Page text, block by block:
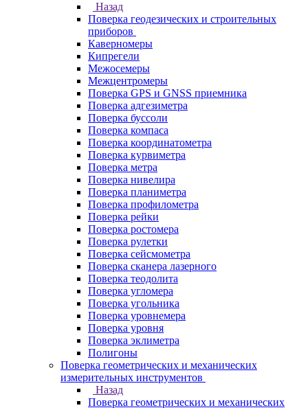
Назад
Поверка геодезических и строительных
приборов
Каверномеры
Кипрегели
Межосемеры
Межцентромеры
Поверка GPS и GNSS приемника
Поверка адгезиметра
Поверка буссоли
Поверка компаса
Поверка координатометра
Поверка курвиметра
Поверка метра
Поверка нивелира
Поверка планиметра
Поверка профилометра
Поверка рейки
Поверка ростомера
Поверка рулетки
Поверка сейсмометра
Поверка сканера лазерного
Поверка теодолита
Поверка угломера
Поверка угольника
Поверка уровнемера
Поверка уровня
Поверка эклиметра
Полигоны
Поверка геометрических и механических
измерительных инструментов
Назад
Поверка геометрических и механических